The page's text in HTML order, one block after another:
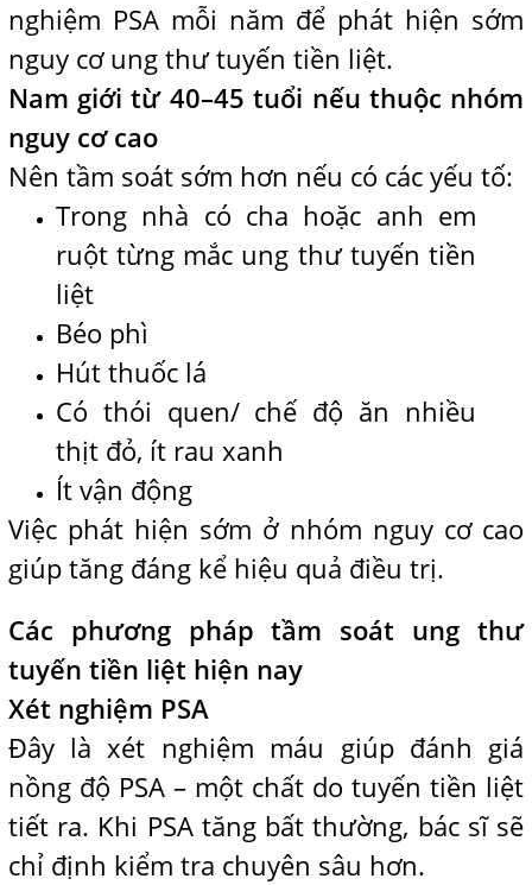
nghiệm PSA mỗi năm để phát hiện sớm
nguy cơ ung thư tuyến tiền liệt.
Nam giới từ 40–45 tuổi nếu thuộc nhóm
nguy cơ cao
Nên tầm soát sớm hơn nếu có các yếu tố:
Trong nhà có cha hoặc anh em
ruột từng mắc ung thư tuyến tiền
liệt
Béo phì
Hút thuốc lá
Có thói quen/ chế độ ăn nhiều
thịt đỏ, ít rau xanh
Ít vận động
Việc phát hiện sớm ở nhóm nguy cơ cao
giúp tăng đáng kể hiệu quả điều trị.
Các phương pháp tầm soát ung thư
tuyến tiền liệt hiện nay
Xét nghiệm PSA
Đây là xét nghiệm máu giúp đánh giá
nồng độ PSA – một chất do tuyến tiền liệt
tiết ra. Khi PSA tăng bất thường, bác sĩ sẽ
chỉ định kiểm tra chuyên sâu hơn.